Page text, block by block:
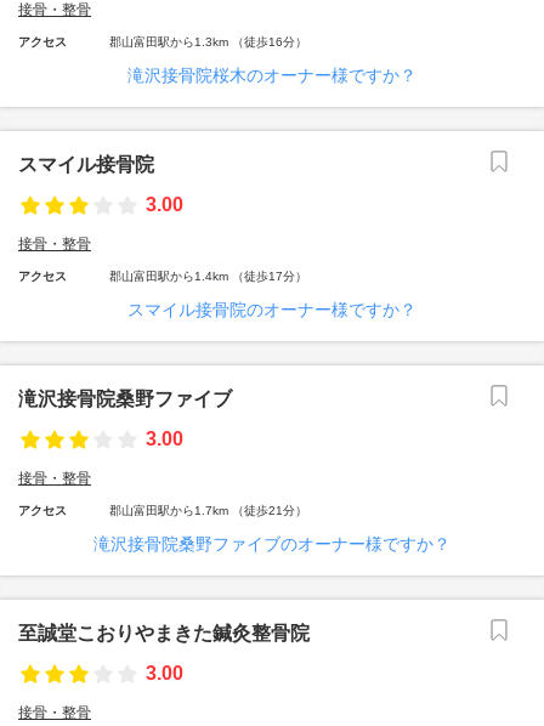
接骨・整骨
アクセス 郡山富田駅から1.3km （徒歩16分）
滝沢接骨院桜木のオーナー様ですか？
スマイル接骨院
3.00
接骨・整骨
アクセス 郡山富田駅から1.4km （徒歩17分）
スマイル接骨院のオーナー様ですか？
滝沢接骨院桑野ファイブ
3.00
接骨・整骨
アクセス 郡山富田駅から1.7km （徒歩21分）
滝沢接骨院桑野ファイブのオーナー様ですか？
至誠堂こおりやまきた鍼灸整骨院
3.00
接骨・整骨